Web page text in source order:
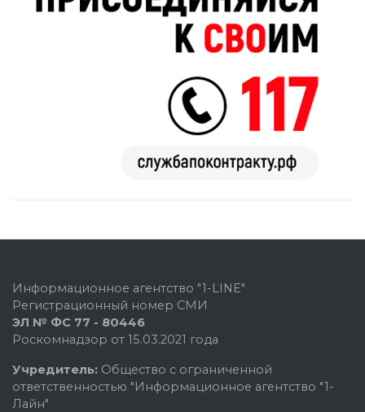
Информационное агентство "1-LINE"
Регистрационный номер СМИ
ЭЛ № ФС 77 - 80446
Роскомнадзор от 15.03.2021 года
Учредитель: Общество с ограниченной
ответственностью "Информационное агентство "1-
Лайн"